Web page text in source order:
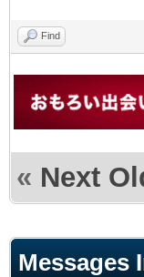
Find
« Next
Messages